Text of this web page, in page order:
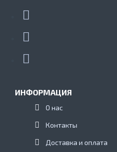
ИНФОРМАЦИЯ
О нас
Контакты
Доставка и оплата